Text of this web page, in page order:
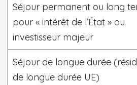
Séjour permanent ou long
pour « intérêt de l’État » ou
investisseur majeur
Séjour de longue durée
de longue durée UE)